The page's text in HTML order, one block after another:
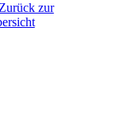
Zurück zur